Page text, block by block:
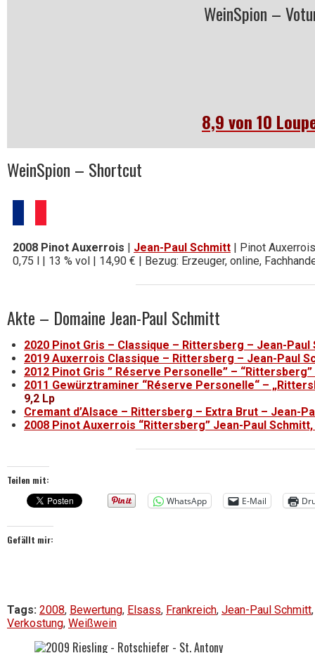
WeinSpion –
8,9 von 10
WeinSpion – Shortcut
2008 Pinot Auxerrois Jean-Paul Schmitt | Pinot
0,75 l | 13 % vol | 14,90 € | Bezug: Erzeuger, online,
Akte – Domaine Jean-Paul Schmitt
2020 Pinot Gris – Classique – Rittersberg – Jean-Paul
2019 Auxerrois Classique – Rittersberg – Jean-Paul
2012 Pinot Gris ” Réserve Personelle” –
2011 Gewürztraminer “Réserve Personelle“ –
9,2 Lp
Cremant d’Alsace – Rittersberg – Extra Brut – Jean-
2008 Pinot Auxerrois “Rittersberg” Jean-Paul
Teilen mit:
WhatsApp
E-Mail
Gefällt mir:
Tags: 2008, Bewertung, Elsass, Frankreich, Jean-Paul Schmitt
Verkostung, Weißwein